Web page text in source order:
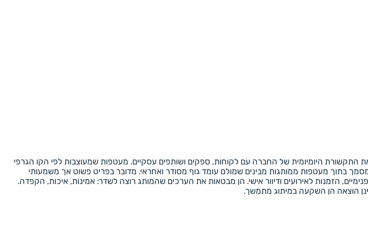
היומיומית של החברה עם לקוחות, ספקים ושותפים עסקיים. מעטפות שמעוצבות לפי הקו הגרפי
בתוך מעטפות ממותגות מבינים שמולם עומד גוף מסודר ואחראי. מדובר בפריט פשוט אך משמעותי
הזמנות לאירועים ודיוור אישי. הן מבטאות את הערכים שהמותג רוצה לשדר: אמינות, איכות, הקפדה.
הוצאה הן השקעה במיתוג מתמשך.